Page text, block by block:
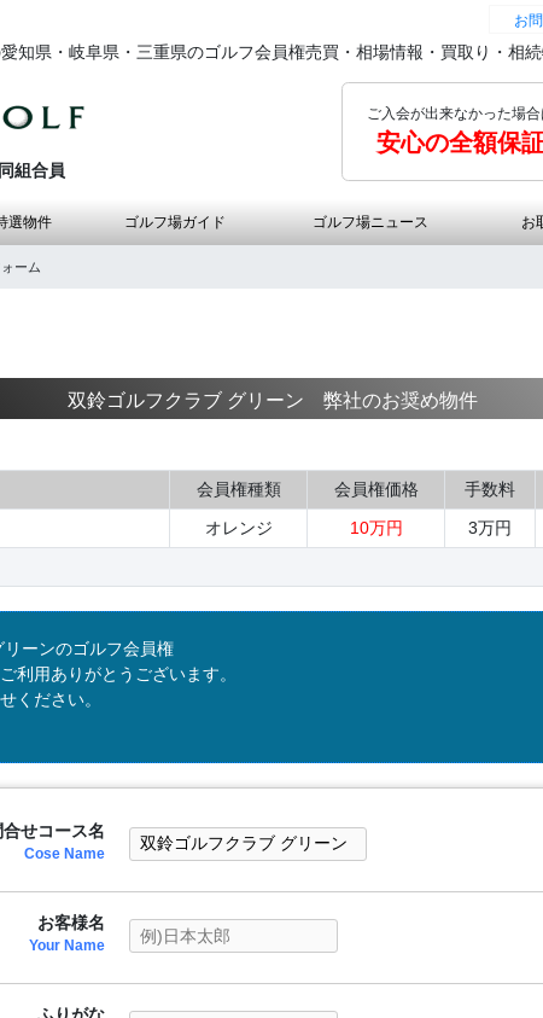
お
知県・岐阜県・三重県のゴルフ会員権売買・相場情報・買取り・相
組合員
ご入会が出来なかった場
安心の全額保
選物件 ゴルフ場ガイド ゴルフ場ニュース お
ーム
双鈴ゴルフクラブ グリーン 弊社のお奨め物件
会員権種類 会員権価格
手数料
オレンジ 10万円
3万円
ーンのゴルフ会員権
利用ありがとうございます。
ください。
合せコース名
Cose Name
お客様名
Your Name
ふりがな